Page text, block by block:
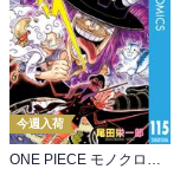
今週入荷
ONE PIECE モノクロ版 115